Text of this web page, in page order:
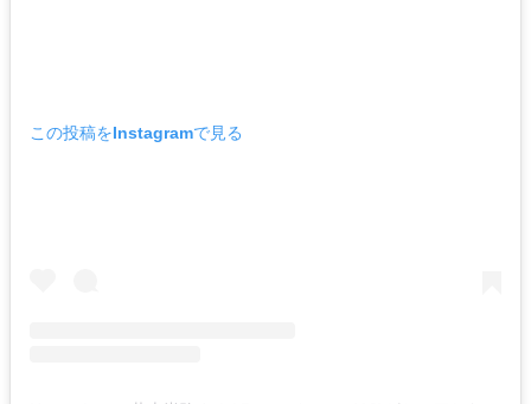
この投稿をInstagramで見る